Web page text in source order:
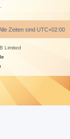
Zeiten sind UTC+02:00
Limited